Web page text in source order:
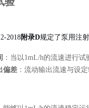
2018附录D规定了泵用注
：当以1mL/h的流速进行
偏差 ：流动输出流速与设